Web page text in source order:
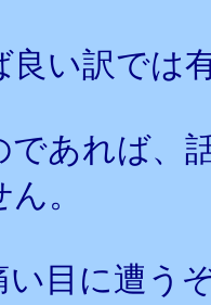
良い訳では
あれば、
。
目に遭う